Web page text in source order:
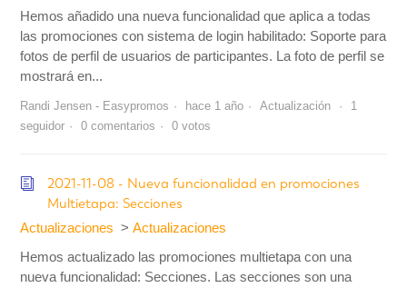
Hemos añadido una nueva funcionalidad que aplica a todas
las promociones con sistema de login habilitado: Soporte para
fotos de perfil de usuarios de participantes. La foto de perfil se
mostrará en...
Randi Jensen - Easypromos hace 1 año Actualización
1
seguidor
0 comentarios 0 votos
2021-11-08 - Nueva funcionalidad en promociones
Multietapa: Secciones
Actualizaciones
Actualizaciones
Hemos actualizado las promociones multietapa con una
nueva funcionalidad: Secciones. Las secciones son una